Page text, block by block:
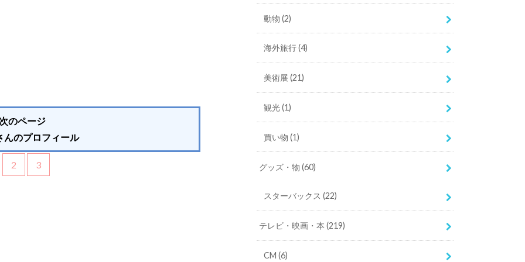
のページ
んのプロフィール
2 3
動物 (2)
海外旅行(4)
美術展 (21)
観光(1)
買い物 (1)
グッズ・物(60)
スターバックス (22)
テレビ・映画・本(219)
CM (6)